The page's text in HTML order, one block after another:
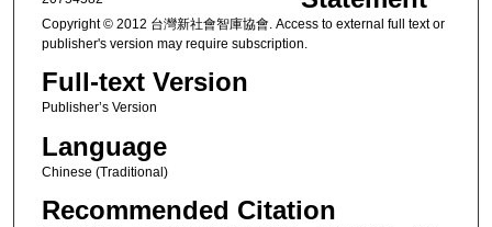
Copyright © 2012 台灣新社會智庫協會. Access to external full text or
publisher's version may require subscription.
Full-text Version
Publisher’s Version
Language
Chinese (Traditional)
Recommended Citation